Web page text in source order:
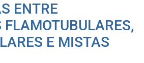
ENTRE
FLAMOTUBULARES,
E MISTAS